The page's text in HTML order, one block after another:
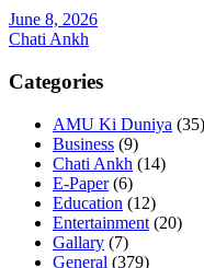
June 8, 2026
Chati Ankh
Categories
AMU Ki Duniya (35)
Business (9)
Chati Ankh (14)
E-Paper(6)
Education (12)
Entertainment (20)
Gallary (7)
General (379)